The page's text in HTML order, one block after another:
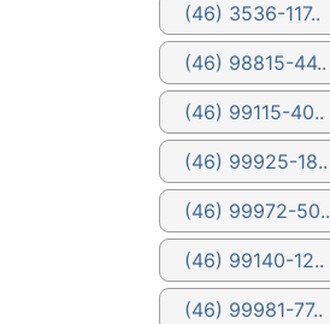
(46) 3536-117..
(46) 98815-44..
(46) 99115-40..
(46) 99925-18..
(46) 99972-50..
(46) 99140-12..
(46) 99981-77..